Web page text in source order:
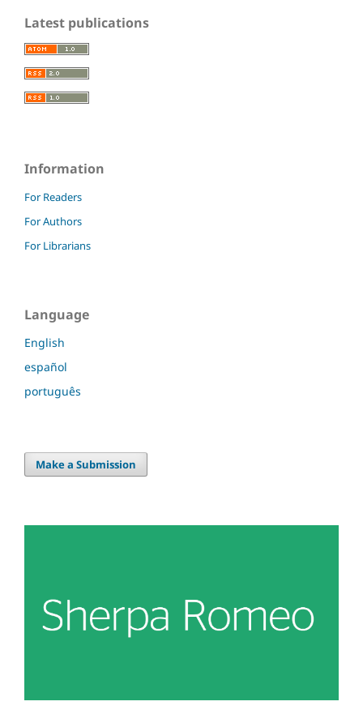
Latest publications
Information
For Readers
For Authors
For Librarians
Language
English
español
português
Make a Submission